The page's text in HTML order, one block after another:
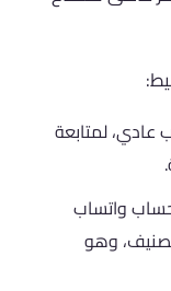
عادي، لمتابعة
واتساب
وهو